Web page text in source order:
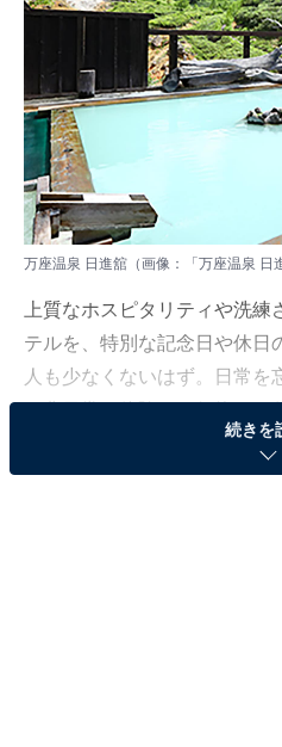
万座温泉 日進舘（画像： 「万座温泉
上質なホスピタリティや洗
テルを、特別な記念日や休日
人も少なくないはず。日常
しかし、近年では多様なコン
ホテルも多く、どこに滞在す
続きを